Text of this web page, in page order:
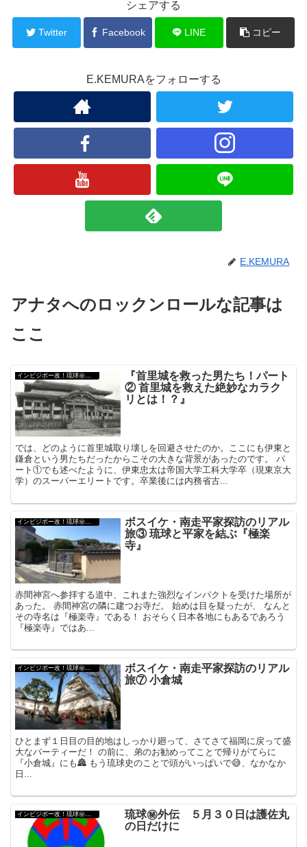
シェアする
Twitter Facebook LINE コピー
E.KEMURAをフォローする
E.KEMURA
アナタへのロックンロールな記事は
ここ
『首里城を救った男たち！パート
② 首里城を救えた絶妙なカラク
リとは！？』
では、どのように首里城取り壊しを回避させたのか。ここにも伊東と
鎌倉という男たちだったからこその大きな背景があったのです。 パ
ート①でも述べたように、伊東忠太は帝国大学工科大学卒（現東京大
学）のスーパーエリートです。卒業後には内務省古...
ボスイケ・南走平家探訪のリアル
旅③ 琉球と平家を結ぶ『極楽
寺』
赤間神宮へ参拝する道中、これまた強烈なインパクトを受けた場所が
あった。 赤間神宮の隣に建つお寺だ。 始めは目を疑ったが、 なんと
その寺名は『極楽寺』である！ おそらく日本各地にもあるであろう
『極楽寺』ではあ...
ボスイケ・南走平家探訪のリアル
旅⑦ 小倉城
ひとまず１日目の目的地はしっかり廻って、さてさて福岡に戻って盛
大なパーティーだ！ の前に、弟のお勧めってことで帰りがてらに
『小倉城』にも🏯 もう琉球史のことで頭がいっぱいで😅、なかなか
日...
琉球㊙︎外伝 ５月３０日は護佐丸
の日だけに